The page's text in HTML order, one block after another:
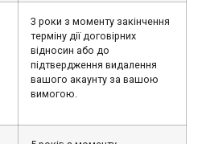
3 роки з моменту закінчення
терміну дії договірних
відносин або до
підтвердження видалення
вашого акаунту за вашою
вимогою.